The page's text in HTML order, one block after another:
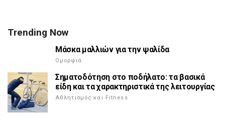
Trending Now
Μάσκα μαλλιών για την ψαλίδα
Ομορφιά
Σηματοδότηση στο ποδήλατο: τα βασικά
είδη και τα χαρακτηριστικά της λειτουργίας
Αθλητισμός και Fitness